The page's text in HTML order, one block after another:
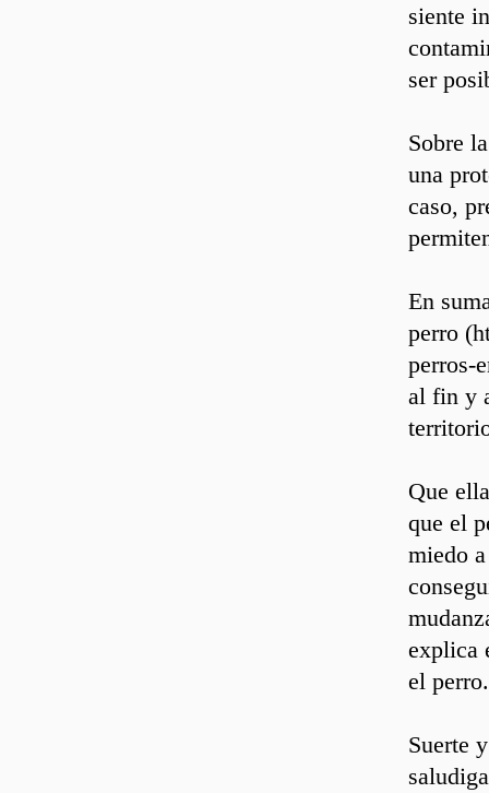
siente
ser
Sobre
una
caso,
En
perro
perros-
al fin y
Que
que el
miedo
explica
el perro.
Suerte